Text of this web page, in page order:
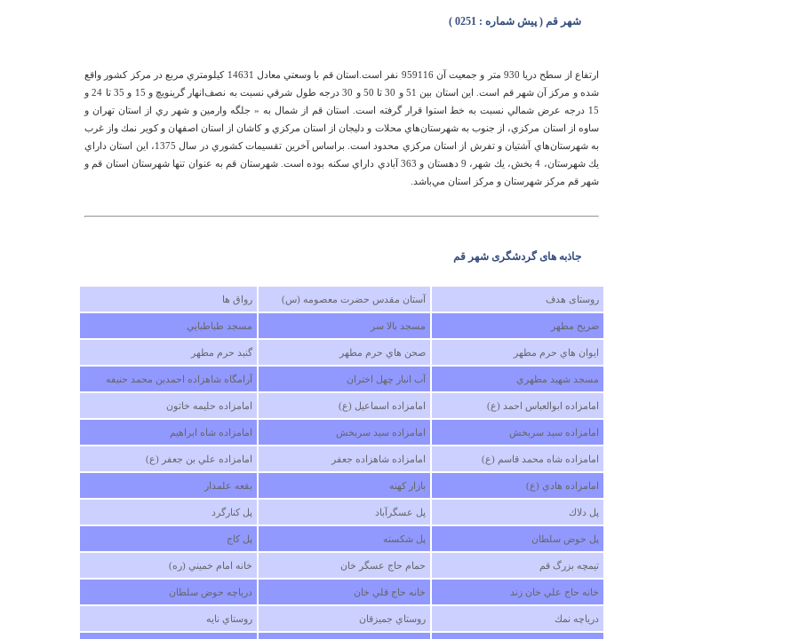
دربارهگهواره دید ( گهواره دیو )
سلام.چارتاقی گهواره دید یکی از بناهای بسیار زیبای ایران به
منجمان این مکان تاریخی را مورد بررسی قرار داده ایم. پس
از تحقیقات بسیار می توانم بگویم که این بنا یک بنای دیده
توان آغاز فصول را مورد بررسی قرار داد.لاعات بیشتری
خواستید می توانم با اسناد و مدارک معتبر این موضوع را به
حسین فارسیمدان
پنجشنبه ۰۳ بهمن ۱۳۸۷ ساعت ۱۵:۲۲:۳۹
شهر قم ( پیش شماره : 0251 )
ارتفاع از سطح دریا 930 متر و جمعیت آن 959116 نفر است.استان قم با وسعتي معادل 14631 كيلومتري مربع در مركز كشور واقع
شده و مركز آن شهر قم است. اين استان بين 51 و 30 تا 50 و 30 درجه طول شرقي نسبت به نصف‌انهار گرينويچ و 15 و 35 تا 24 و
15 درجه عرض شمالي نسبت به خط استوا قرار گرفته است. استان قم از شمال به « جلگه وارمين و شهر ري از استان تهران و
ساوه از استان مركزي، از جنوب به شهرستان‌هاي محلات و دليجان از استان مركزي و كاشان از استان اصفهان و كوير نمك واز غرب
به شهرستان‌هاي آشتيان و تفرش از استان مركزي محدود است. براساس آخرين تقسيمات كشوري در سال 1375، اين استان داراي
يك شهرستان، 4 بخش، يك شهر، 9 دهستان و 363 آبادي داراي سكنه بوده است. شهرستان قم به عنوان تنها شهرستان استان قم و
شهر قم مركز شهرستان و مركز استان مي‌‌باشد.
جاذبه های گردشگری شهر قم
روستای هدف آستان مقدس حضرت معصومه (س) رواق ها
ضريح مطهر مسجد بالا سر مسجد طباطبايي
ايوان هاي حرم مطهر صحن هاي حرم مطهر گنبد حرم مطهر
مسجد شهيد مطهري آب انبار چهل اختران آرامگاه شاهزاده احمدبن محمد حنيفه
امامزاده ابوالعباس احمد (ع) امامزاده اسماعيل (ع) امامزاده حليمه خاتون
امامزاده سيد سربخش امامزاده سيد سربخش امامزاده شاه ابراهيم
امامزاده شاه محمد قاسم (ع) امامزاده شاهزاده جعفر امامزاده علي بن جعفر (ع)
امامزاده هادي (ع) بازار كهنه بقعه علمدار
پل دلاك پل عسگرآباد پل كنارگرد
پل حوض سلطان پل شكسته پل كاج
تيمچه بزرگ قم حمام حاج عسگر خان خانه امام خميني (ره)
خانه حاج علي خان زند خانه حاج قلي خان درياچه حوض سلطان
درياچه نمك روستاي جميزقان روستاي نايه